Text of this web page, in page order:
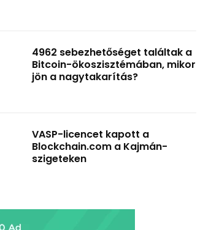
4962 sebezhetőséget találtak a
Bitcoin-ökoszisztémában, mikor
jön a nagytakarítás?
VASP-licencet kapott a
Blockchain.com a Kajmán-
szigeteken